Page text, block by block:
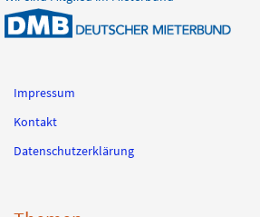
Impressum
Kontakt
Datenschutzerklärung